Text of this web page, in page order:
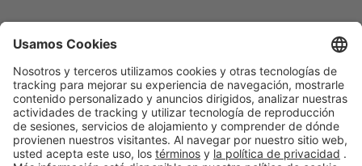
De Figma a GeneXus: nuevo curso gratuito
sobre integración